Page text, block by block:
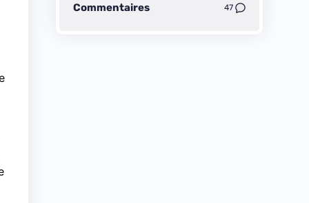
Commentaires 47